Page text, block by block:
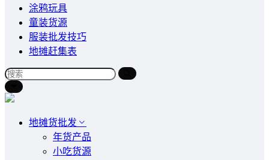
涂鸦玩具
童装货源
服装批发技巧
地摊赶集表
地摊货批发
年货产品
小吃货源